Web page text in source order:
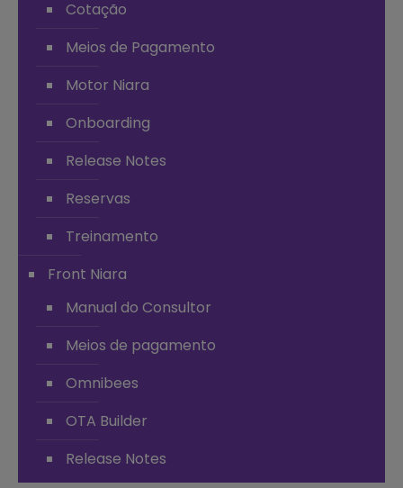
Cotação
Meios de Pagamento
Motor Niara
Onboarding
Release Notes
Reservas
Treinamento
Front Niara
Manual do Consultor
Meios de pagamento
Omnibees
OTA Builder
Release Notes